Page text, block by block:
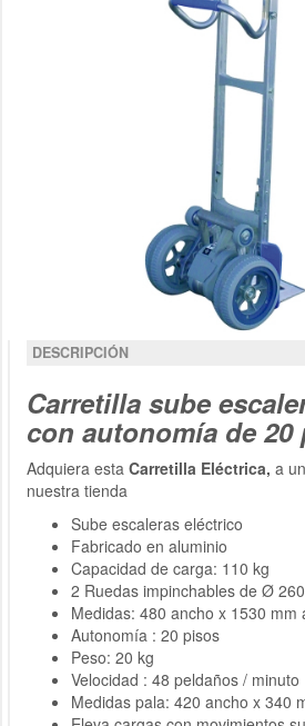
DESCRIPCIÓN
Carretilla sube
con autonomía de 20
Adquiera esta Carretilla Eléctrica, a
nuestra tienda
Sube escaleras eléctrico
Fabricado en aluminio
Capacidad de carga: 110 kg
2 Ruedas impinchables de Ø 260
Medidas: 480 ancho x 1530 mm
Autonomía : 20 pisos
Peso: 20 kg
Velocidad : 48 peldaños / minuto
Medidas pala: 420 ancho x 340